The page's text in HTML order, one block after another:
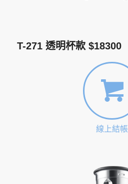
T-271 透明杯款 $18300
線上結帳